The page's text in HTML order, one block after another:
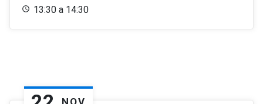
13:30 a 14:30